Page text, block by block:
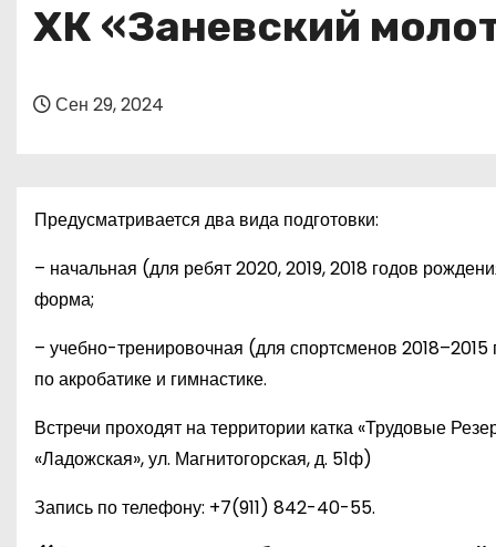
ХК «Заневский
Сен 29, 2024
Предусматривается два вида подготовки:
– начальная (для ребят 2020, 2019, 2018 годов
форма;
– учебно-тренировочная (для спортсменов
по акробатике и гимнастике.
Встречи проходят на территории катка «Трудовые
«Ладожская», ул. Магнитогорская, д. 51ф)
Запись по телефону: +7(911) 842-40-55.